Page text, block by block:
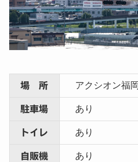
場 所 アクシオン福岡
駐車場 あり
トイレ あり
自販機 あり